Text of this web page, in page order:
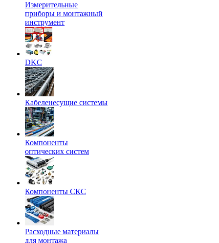
Измерительные
приборы и монтажный
инструмент
DKC
Кабеленесущие системы
Компоненты
оптических систем
Компоненты СКС
Расходные материалы
для монтажа